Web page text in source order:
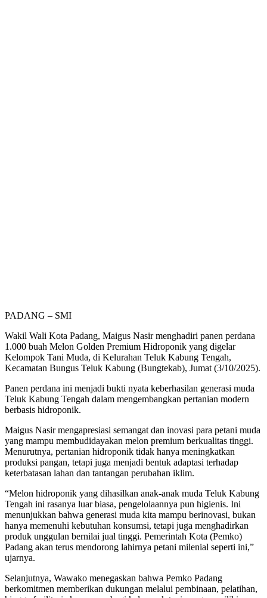
PADANG – SMI
Wakil Wali Kota Padang, Maigus Nasir menghadiri panen perdana
1.000 buah Melon Golden Premium Hidroponik yang digelar
Kelompok Tani Muda, di Kelurahan Teluk Kabung Tengah,
Kecamatan Bungus Teluk Kabung (Bungtekab), Jumat (3/10/2025).
Panen perdana ini menjadi bukti nyata keberhasilan generasi muda
Teluk Kabung Tengah dalam mengembangkan pertanian modern
berbasis hidroponik.
Maigus Nasir mengapresiasi semangat dan inovasi para petani muda
yang mampu membudidayakan melon premium berkualitas tinggi.
Menurutnya, pertanian hidroponik tidak hanya meningkatkan
produksi pangan, tetapi juga menjadi bentuk adaptasi terhadap
keterbatasan lahan dan tantangan perubahan iklim.
“Melon hidroponik yang dihasilkan anak-anak muda Teluk Kabung
Tengah ini rasanya luar biasa, pengelolaannya pun higienis. Ini
menunjukkan bahwa generasi muda kita mampu berinovasi, bukan
hanya memenuhi kebutuhan konsumsi, tetapi juga menghadirkan
produk unggulan bernilai jual tinggi. Pemerintah Kota (Pemko)
Padang akan terus mendorong lahirnya petani milenial seperti ini,”
ujarnya.
Selanjutnya, Wawako menegaskan bahwa Pemko Padang
berkomitmen memberikan dukungan melalui pembinaan, pelatihan,